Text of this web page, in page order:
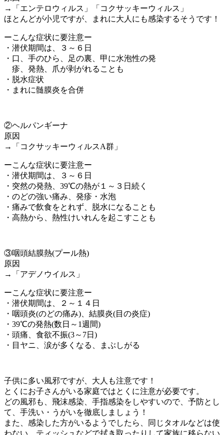
→「エンテロウィルス」「コクサッキーウィルス」
ほとんどが小児ですが、まれに大人にも感染するそうです！
ーこんな症状に要注意ー
・潜伏期間は、３～６日
・口、手のひら、足の裏、甲に水泡性の発
疹、発熱、爪が剥がれることも
・脱水症状
・まれに髄膜炎を合併
②ヘルパンギーナ
原因
→「コクサッキーウィルスA群」
ーこんな症状に要注意ー
・潜伏期間は、３～６日
・突然の発熱、39℃の熱が１～３日続く
・のどの強い痛み、発疹・水泡
・痛みで飲食をとれず、脱水になることも
・高熱から、熱性けいれんを起こすことも
③咽頭結膜熱(プール熱)
原因
→「アデノウイルス」
ーこんな症状に要注意ー
・潜伏期間は、２～１４日
・咽頭炎(のどの痛み)、結膜炎(目の炎症)
・39℃の発熱(数日～1週間)
・頭痛、食欲不振(3～7日)
・目ヤニ、涙が多くなる、まぶしがる
子供に多い風邪ですが、大人も注意です！
とくにお子さんがいる家庭ではとくに注意が必要です。
どの風邪も、飛沫感染、手指感染をしやすいので、予防とし
て、手洗い・うがいを徹底しましょう！
また、感染した方がいるようでしたら、同じタオルなどは使
わない、ティッシュなどで拭き取ったりして家族に移らない